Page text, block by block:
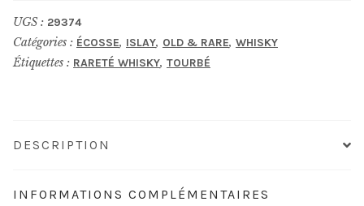
ILA
Leoville
UGS : 29374
Catégories : ÉCOSSE, ISLAY, OLD & RARE, WHISKY
Étiquettes : RARETÉ WHISKY, TOURBÉ
DESCRIPTION
INFORMATIONS COMPLÉMENTAIRES